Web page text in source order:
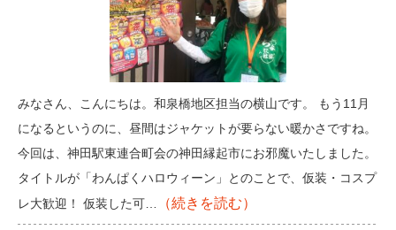
みなさん、こんにちは。和泉橋地区担当の横山です。 もう11月
になるというのに、昼間はジャケットが要らない暖かさですね。
今回は、神田駅東連合町会の神田縁起市にお邪魔いたしました。
タイトルが「わんぱくハロウィーン」とのことで、仮装・コスプ
レ大歓迎！ 仮装した可…
（続きを読む）